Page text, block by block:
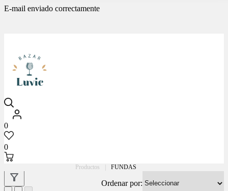
E-mail enviado correctamente
Luvic
0
0
Productos FUNDAS
Ordenar por: